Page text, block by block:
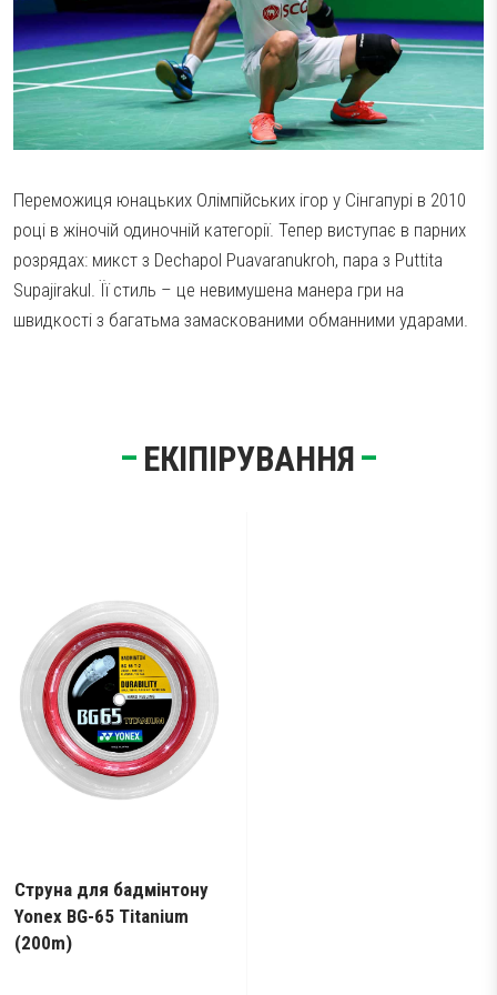
Тестові ракетки
Гравці Yonex
Намотки
Гравці Yonex
Переможиця юнацьких Олімпійських ігор у Сінгапурі в 2010
році в жіночій одиночній категорії. Тепер виступає в парних
розрядах: микст з Dechapol Puavaranukroh, пара з Puttita
Supajirakul. Її стиль – це невимушена манера гри на
швидкості з багатьма замаскованими обманними ударами.
ЕКІПІРУВАННЯ
Струна для бадмінтону
Yonex BG-65 Titanium
(200m)